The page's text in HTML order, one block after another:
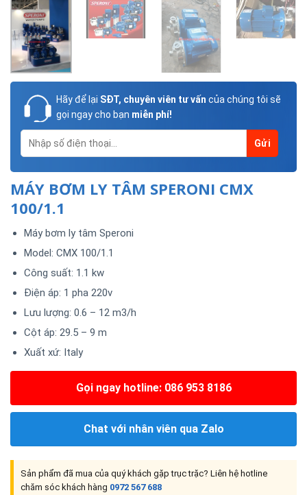
Hãy để lại SĐT, chuyên viên tư vấn của chúng tôi sẽ
gọi ngay cho bạn miễn phí!
MÁY BƠM LY TÂM SPERONI CMX
100/1.1
Máy bơm ly tâm Speroni
Model: CMX 100/1.1
Công suất: 1.1 kw
Điện áp: 1 pha 220v
Lưu lượng: 0.6 – 12 m3/h
Cột áp: 29.5 – 9 m
Xuất xứ: Italy
Gọi ngay hotline: 086 953 8186
Chat với nhân viên qua Zalo
Sản phẩm đã mua của quý khách gặp trục trặc? Liên hệ hotline
chăm sóc khách hàng 0972 567 688